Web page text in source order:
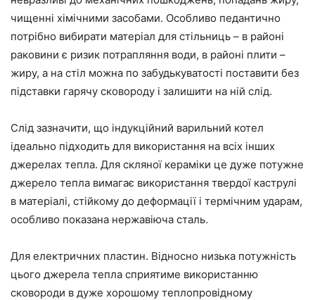
чищенні хімічними засобами. Особливо педантично
потрібно вибирати матеріал для стільниць – в районі
раковини є ризик потрапляння води, в районі плити –
жиру, а на стіл можна по забудькуватості поставити без
підставки гарячу сковороду і залишити на ній слід.
Слід зазначити, що індукційний варильний котел
ідеально підходить для використання на всіх інших
джерелах тепла. Для скляної кераміки це дуже потужне
джерело тепла вимагає використання твердої каструлі
в матеріалі, стійкому до деформації і термічним ударам,
особливо показана нержавіюча сталь.
Для електричних пластин. Відносно низька потужність
цього джерела тепла сприятиме використанню
сковороди в дуже хорошому теплопровідному